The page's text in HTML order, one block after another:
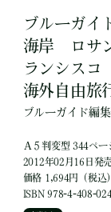
ブルーガイ
海岸 ロサ
ランシスコ
海外自由旅
ブルーガイド編
Ａ５判変型 344ペー
2012年02月16日発
価格 1,694円（税込）
ISBN 978-4-408-